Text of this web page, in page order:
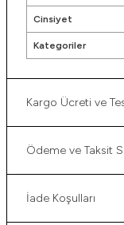
Cinsiyet
Kategoriler
Kargo Ücreti ve
Ödeme ve Taksit
İade Koşulları